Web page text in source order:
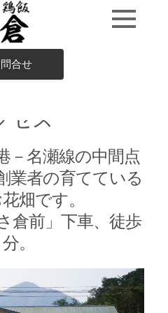
合せ
セス
－名瀬線の中間点
業者の育てている
畑です。
倉前」下車、徒歩
。